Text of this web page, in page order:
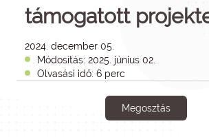
támogatott
2024. december 05.
Módosítás: 2025. június 02.
Olvasási idő: 6 perc
Megosztás